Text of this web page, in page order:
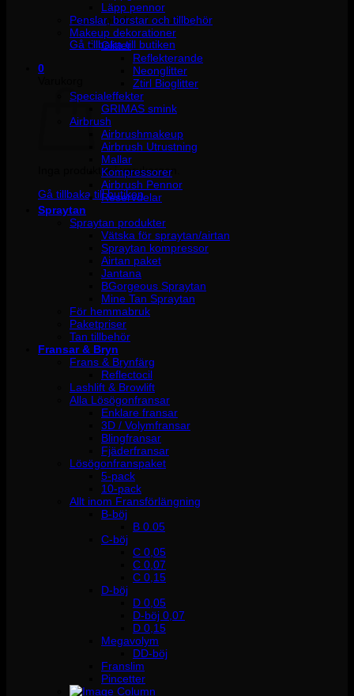
Inga produkter i varukorgen.
Gå tillbaka till butiken
0
Inga produkter i varukorgen.
Gå tillbaka till butiken
Läpp pennor
Penslar, borstar och tillbehör
Makeup dekorationer
Glitter
Reflekterande
Neonglitter
Ztirl Bioglitter
Specialeffekter
GRIMAS smink
Airbrush
Airbrushmakeup
Airbrush Utrustning
Mallar
Kompressorer
Airbrush Pennor
Reservdelar
Spraytan
Spraytan produkter
Vätska för spraytan/airtan
Spraytan kompressor
Airtan paket
Jantana
BGorgeous Spraytan
Mine Tan Spraytan
För hemmabruk
Paketpriser
Tan tillbehör
Fransar & Bryn
Frans & Brynfärg
Reflectocil
Lashlift & Browlift
Alla Lösögonfransar
Enklare fransar
3D / Volymfransar
Blingfransar
Fjäderfransar
Lösögonfranspaket
5-pack
10-pack
Allt inom Fransförlängning
B-böj
B 0.05
C-böj
C 0,05
C 0,07
C 0,15
D-böj
D 0,05
D-böj 0,07
D 0,15
Megavolym
DD-böj
Franslim
Pincetter